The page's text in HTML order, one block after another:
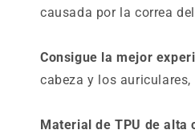
causada por la correa
Consigue la mejor
cabeza y los
Material de TPU de alta